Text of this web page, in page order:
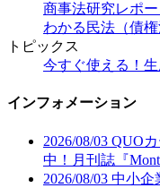
商事法研究レポー
わかる民法（債
トピックス
今すぐ使える！
インフォメーション
2026/08/03 QUO
中！月刊誌『
2026/08/03 中小企